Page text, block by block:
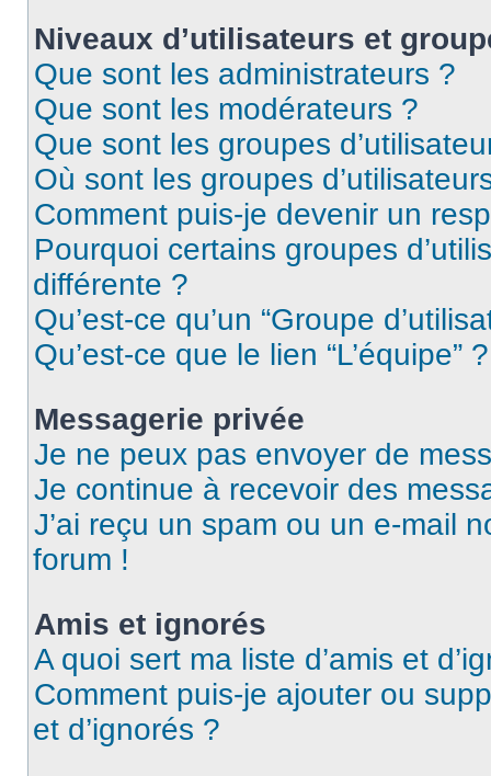
Niveaux d’utilisateurs et
Que sont les administrateurs ?
Que sont les modérateurs ?
Que sont les groupes
Où sont les groupes
Comment puis-je devenir un
Pourquoi certains groupes
différente ?
Qu’est-ce qu’un “Groupe
Qu’est-ce que le lien “L’équipe” ?
Messagerie privée
Je ne peux pas envoyer de
Je continue à recevoir des
J’ai reçu un spam ou un e-mail
forum !
Amis et ignorés
A quoi sert ma liste d’amis et
Comment puis-je ajouter ou
et d’ignorés ?